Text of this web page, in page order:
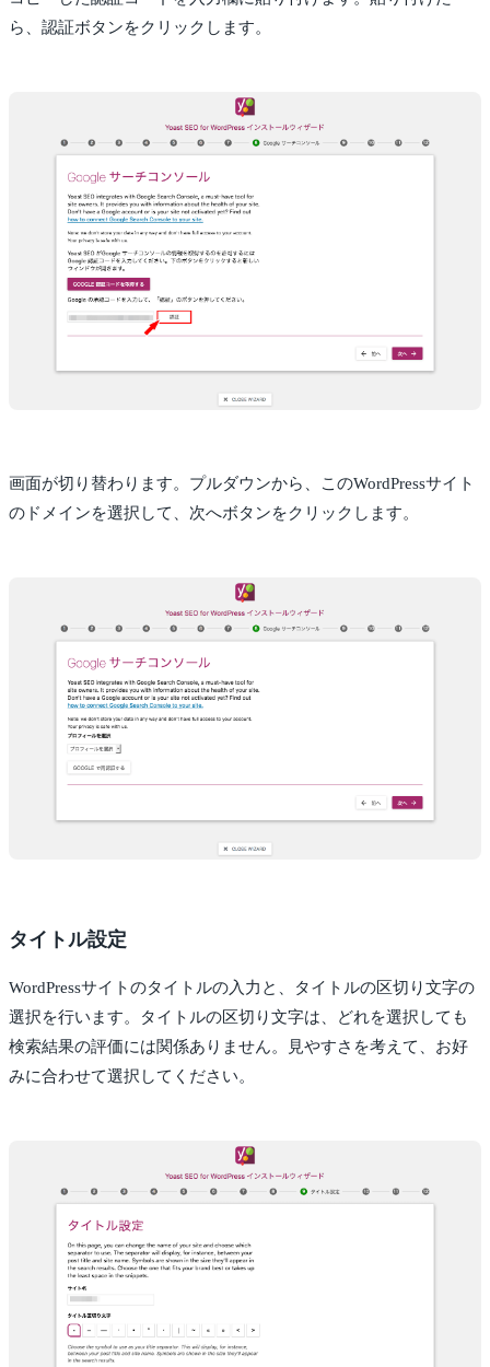
ら、認証ボタンをクリックします。
画面が切り替わります。プルダウンから、このWordPressサイト
のドメインを選択して、次へボタンをクリックします。
タイトル設定
WordPressサイトのタイトルの入力と、タイトルの区切り文字の
選択を行います。タイトルの区切り文字は、どれを選択しても
検索結果の評価には関係ありません。見やすさを考えて、お好
みに合わせて選択してください。